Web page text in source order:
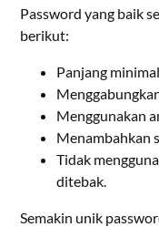
Password yang baik
berikut:
Panjang
Menggunakan
Menambahkan
Tidak
ditebak.
Semakin unik